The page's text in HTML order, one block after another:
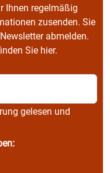
Ihnen regelmäßig
zusenden. Sie
abmelden.
Sie hier.
gelesen und